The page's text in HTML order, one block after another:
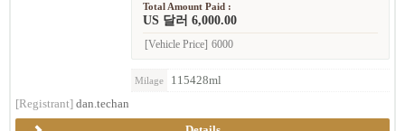
Total Amount Paid :
US 달러 6,000.00
[Vehicle Price] 6000
Milage
115428ml
[Registrant] dan.techan